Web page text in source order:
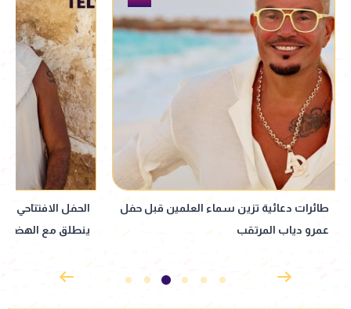
الحفل الافتتاحي لموسم حفلات U Arena
ينطلق مع الهضبة عمرو دياب ضمن فعاليات
"بيان صاخب"..
تووليت لن تنتهي